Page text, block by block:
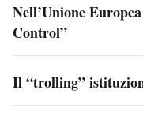
Nell’Unione
Control”
Il “trolling”